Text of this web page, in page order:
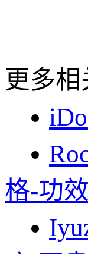
更多相
格-功